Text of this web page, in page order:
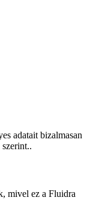
adatait bizalmasan
mivel ez a Fluidra